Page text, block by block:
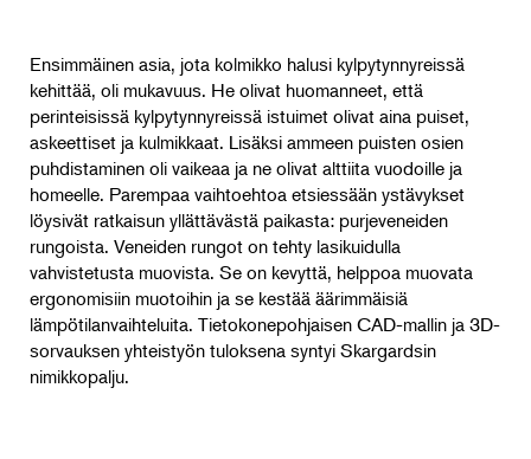
Ensimmäinen asia, jota kolmikko halusi kylpytynnyreissä
kehittää, oli mukavuus. He olivat huomanneet, että
perinteisissä kylpytynnyreissä istuimet olivat aina puiset,
askeettiset ja kulmikkaat. Lisäksi ammeen puisten osien
puhdistaminen oli vaikeaa ja ne olivat alttiita vuodoille ja
homeelle. Parempaa vaihtoehtoa etsiessään ystävykset
löysivät ratkaisun yllättävästä paikasta: purjeveneiden
rungoista. Veneiden rungot on tehty lasikuidulla
vahvistetusta muovista. Se on kevyttä, helppoa muovata
ergonomisiin muotoihin ja se kestää äärimmäisiä
lämpötilanvaihteluita. Tietokonepohjaisen CAD-mallin ja 3D-
sorvauksen yhteistyön tuloksena syntyi Skargardsin
nimikkopalju.